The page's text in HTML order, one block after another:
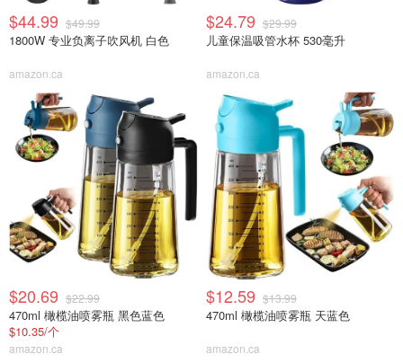
$44.99 $49.99
1800W 专业负离子吹风机 白色
amazon.ca
$24.79 $29.99
儿童保温吸管水杯 530毫升
amazon.ca
$20.69 $22.99
470ml 橄榄油喷雾瓶 黑色蓝色
$10.35/个
amazon.ca
$12.59 $13.99
470ml 橄榄油喷雾瓶 天蓝色
amazon.ca